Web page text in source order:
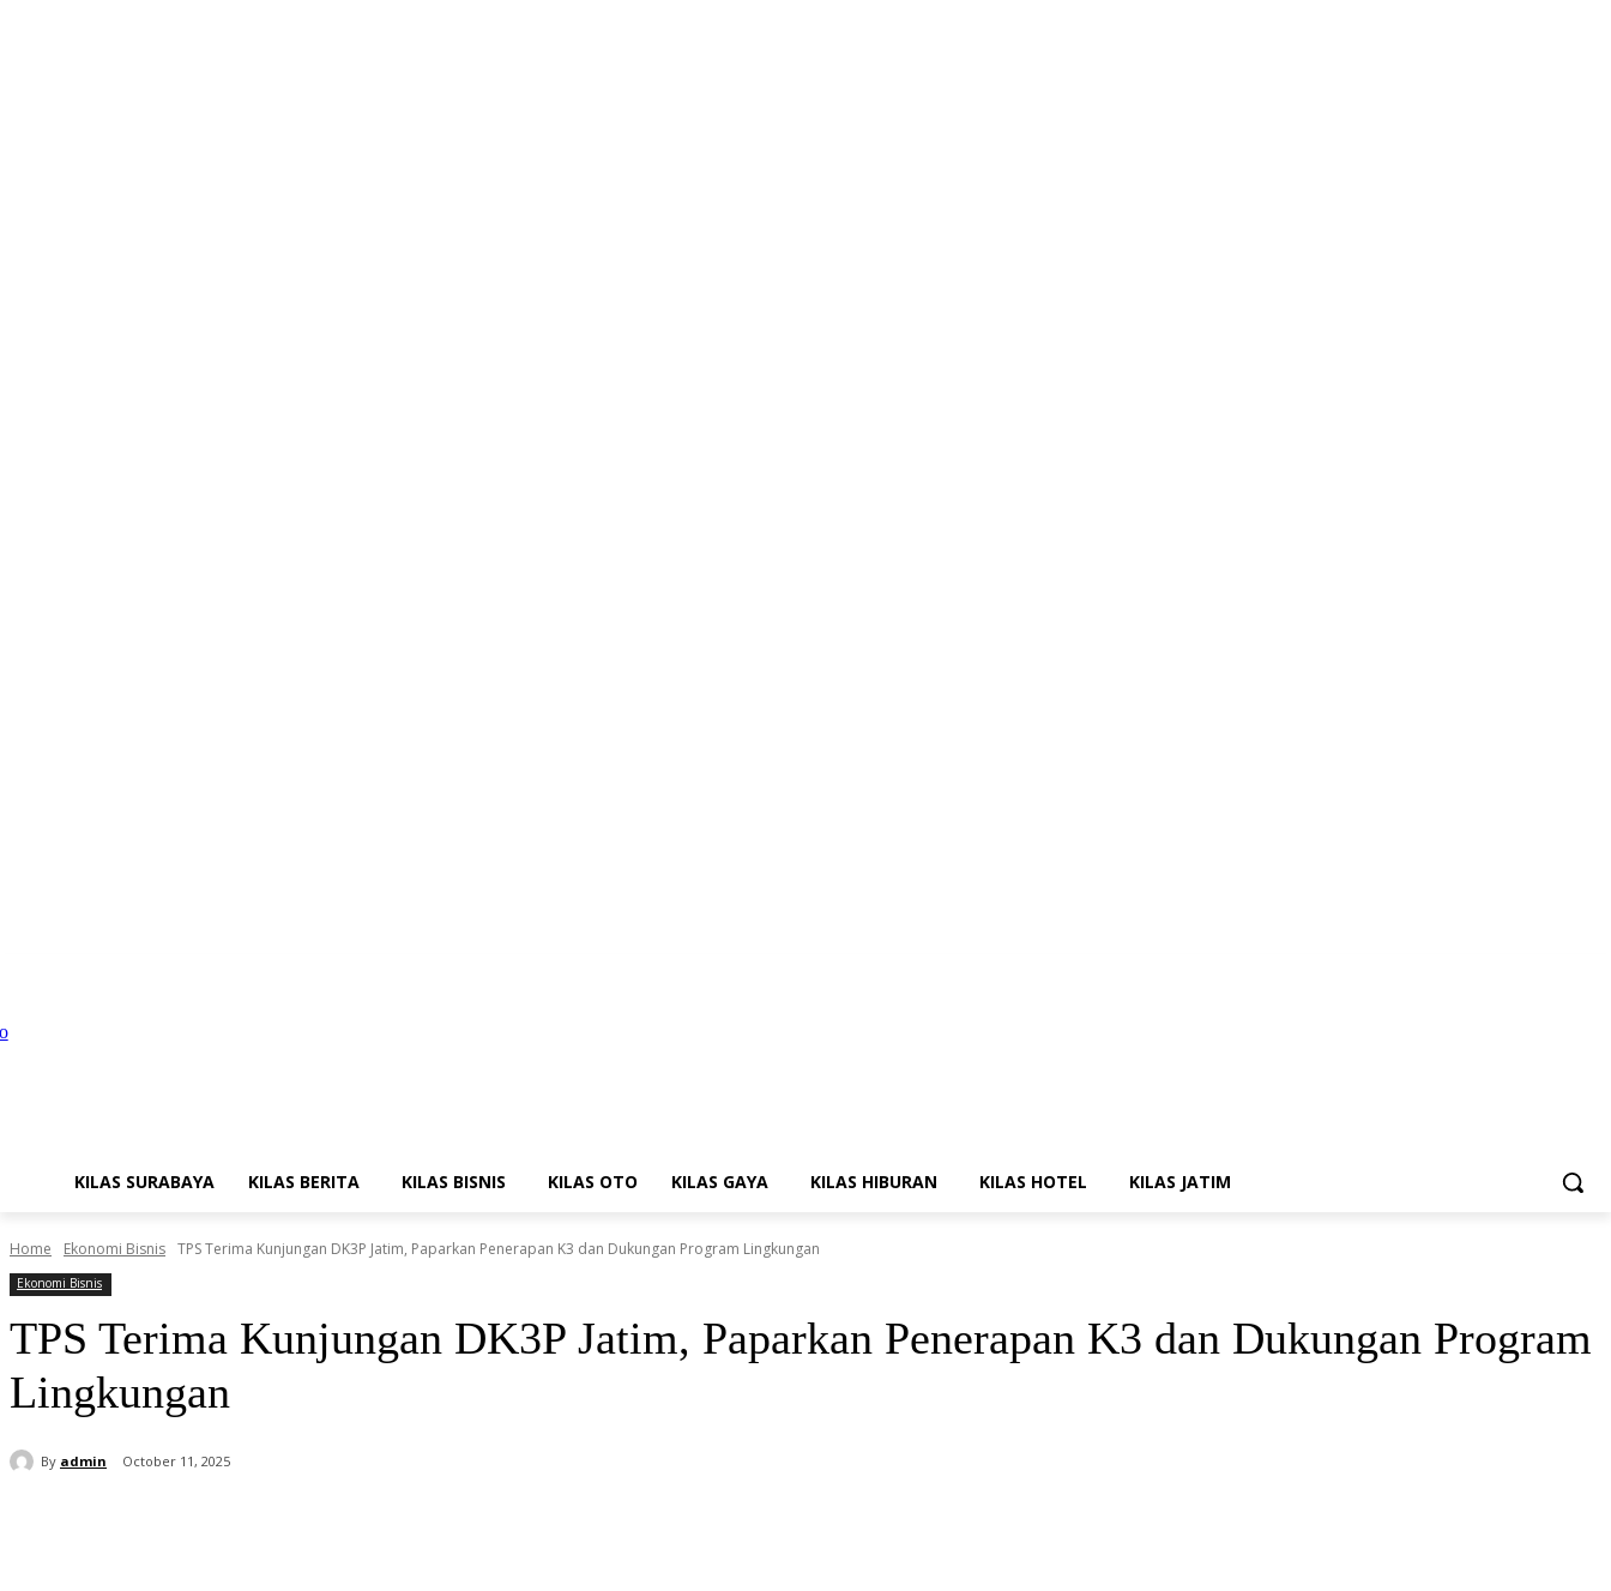
KILAS SURABAYA KILAS BERITA KILAS BISNIS KILAS OTO KILAS GAYA KILAS HIBURAN KILAS HOTEL KILAS JATIM
Home Ekonomi Bisnis TPS Terima Kunjungan DK3P Jatim, Paparkan Penerapan K3 dan Dukungan Program Lingkungan
Ekonomi Bisnis
TPS Terima Kunjungan DK3P Jatim, Paparkan Penerapan K3 dan Dukungan Program
Lingkungan
By admin October 11, 2025